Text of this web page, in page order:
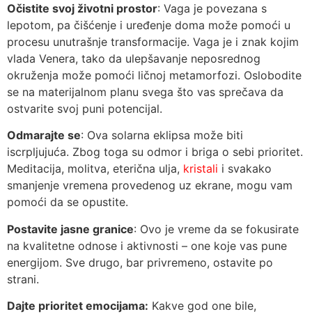
Očistite svoj životni prostor: Vaga je povezana s
lepotom, pa čišćenje i uređenje doma može pomoći u
procesu unutrašnje transformacije. Vaga je i znak kojim
vlada Venera, tako da ulepšavanje neposrednog
okruženja može pomoći ličnoj metamorfozi. Oslobodite
se na materijalnom planu svega što vas sprečava da
ostvarite svoj puni potencijal.
Odmarajte se: Ova solarna eklipsa može biti
iscrpljujuća. Zbog toga su odmor i briga o sebi prioritet.
Meditacija, molitva, eterična ulja, kristali i svakako
smanjenje vremena provedenog uz ekrane, mogu vam
pomoći da se opustite.
Postavite jasne granice: Ovo je vreme da se fokusirate
na kvalitetne odnose i aktivnosti – one koje vas pune
energijom. Sve drugo, bar privremeno, ostavite po
strani.
Dajte prioritet emocijama: Kakve god one bile,